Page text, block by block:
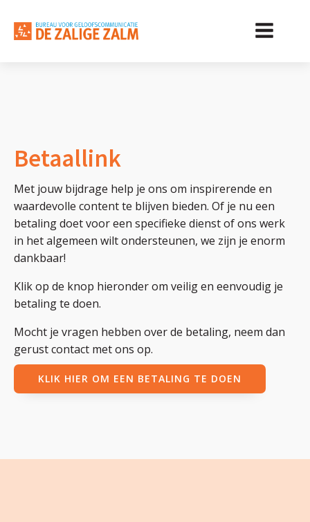
Betaallink
Met jouw bijdrage help je ons om inspirerende en
waardevolle content te blijven bieden. Of je nu een
betaling doet voor een specifieke dienst of ons werk
in het algemeen wilt ondersteunen, we zijn je enorm
dankbaar!
Klik op de knop hieronder om veilig en eenvoudig je
betaling te doen.
Mocht je vragen hebben over de betaling, neem dan
gerust contact met ons op.
KLIK HIER OM EEN BETALING TE DOEN